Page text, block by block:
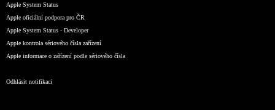
Apple System Status
Apple oficiální podpora pro ČR
Apple System Status - Developer
Apple kontrola sériového čísla zařízení
Apple informace o zařízení podle sériového čísla
Odhlásit notifikaci